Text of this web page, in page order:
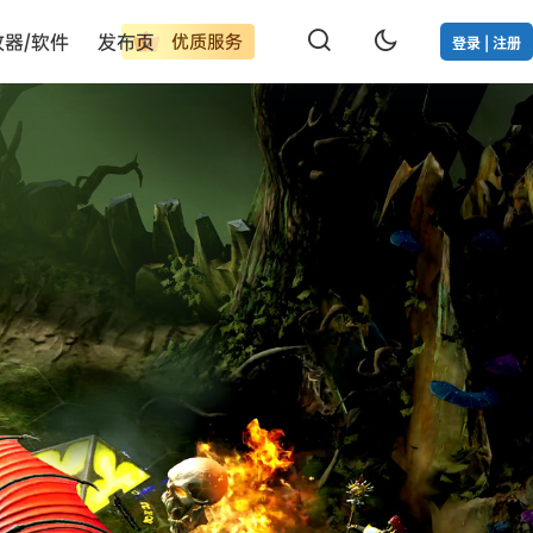
优质服务 登录 | 注册
器/软件 发布页